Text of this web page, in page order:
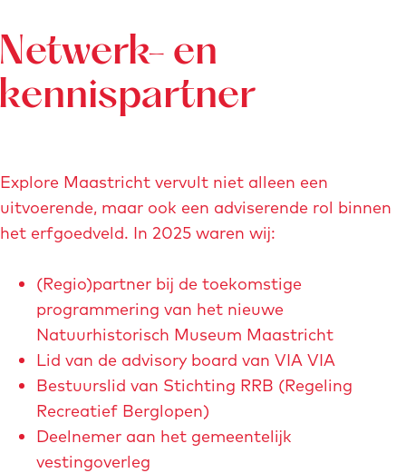
en
Explore Maastricht vervult niet alleen een
uitvoerende, maar ook een adviserende rol binnen
het erfgoedveld. In 2025 waren wij:
(Regio)partner bij de toekomstige
programmering van het nieuwe
Natuurhistorisch Museum Maastricht
Lid van de advisory board van VIA VIA
Bestuurslid van Stichting RRB (Regeling
Recreatief Berglopen)
Deelnemer aan het gemeentelijk
vestingoverleg